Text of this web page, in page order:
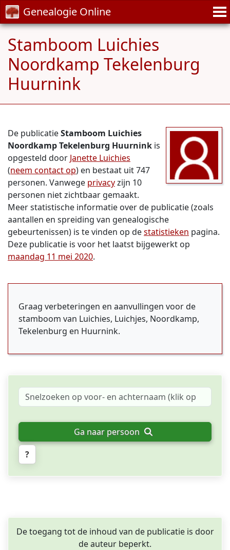
Genealogie Online
Stamboom Luichies
Noordkamp Tekelenburg
Huurnink
De publicatieStamboom Luichies
Noordkamp Tekelenburg Huurnink is
opgesteld door Janette Luichies
(neem contact op) en bestaat uit 747
personen. Vanwege privacyzijn 10
personen niet zichtbaar gemaakt.
Meer statistische informatie over de publicatie (zoals
aantallen en spreiding van genealogische
gebeurtenissen) is te vinden op destatistieken pagina.
Deze publicatie is voor het laatst bijgewerkt op
maandag 11 mei 2020.
Graag verbeteringen en aanvullingen voor de
stamboom van Luichies, Luichjes, Noordkamp,
Tekelenburg en Huurnink.
Ga naar persoon
?
De toegang tot de inhoud van de publicatie is door
de auteur beperkt.